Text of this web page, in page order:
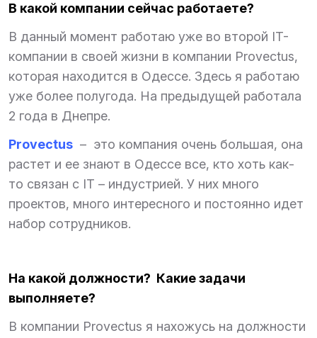
В какой компании сейчас работаете?
В данный момент работаю уже во второй IT-
компании в своей жизни в компании Provectus,
которая находится в Одессе. Здесь я работаю
уже более полугода. На предыдущей работала
2 года в Днепре.
Provectus – это компания очень большая, она
растет и ее знают в Одессе все, кто хоть как-
то связан с IT – индустрией. У них много
проектов, много интересного и постоянно идет
набор сотрудников.
На какой должности? Какие задачи
выполняете?
В компании Provectus я нахожусь на должности